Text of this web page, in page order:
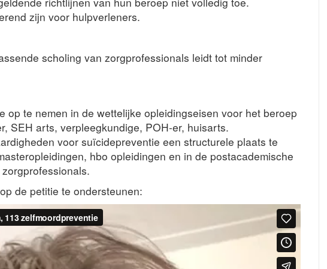
zijn voor hulpverleners.
scholing van zorgprofessionals leidt tot minder
op te nemen in de wettelijke opleidingseisen voor het beroep
SEH arts, verpleegkundige, POH-er, huisarts.
voor suïcidepreventie een structurele plaats te
hbo opleidingen en in de postacademische
de petitie te ondersteunen: